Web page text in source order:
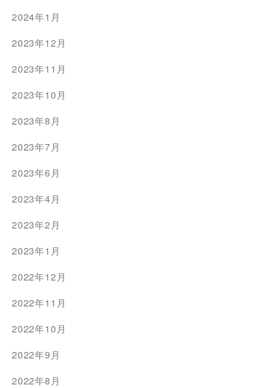
2024年1月
2023年12月
2023年11月
2023年10月
2023年8月
2023年7月
2023年6月
2023年4月
2023年2月
2023年1月
2022年12月
2022年11月
2022年10月
2022年9月
2022年8月